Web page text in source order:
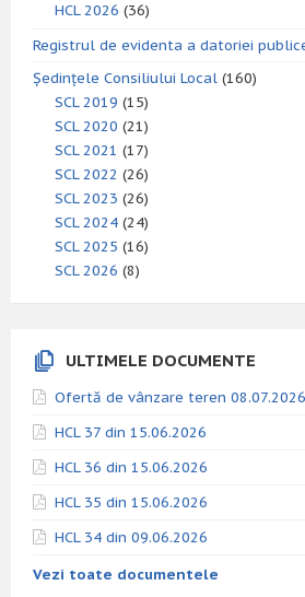
HCL 2026 (36)
Registrul de evidenta a datoriei
Ședințele Consiliului Local (160)
SCL 2019 (15)
SCL 2020 (21)
SCL 2021 (17)
SCL 2022 (26)
SCL 2023 (26)
SCL 2024 (24)
SCL 2025 (16)
SCL 2026 (8)
ULTIMELE DOCUMENTE
Ofertă de vânzare teren 08.07.2026
HCL 37 din 15.06.2026
HCL 36 din 15.06.2026
HCL 35 din 15.06.2026
HCL 34 din 09.06.2026
Vezi toate documentele